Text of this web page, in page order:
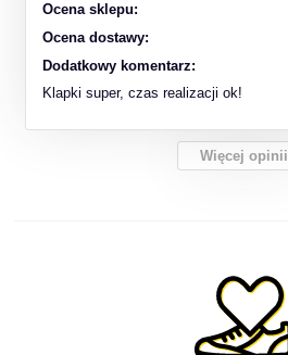
Ocena sklepu:
Ocena dostawy:
Dodatkowy komentarz:
Klapki super, czas realizacji ok!
Więcej opinii